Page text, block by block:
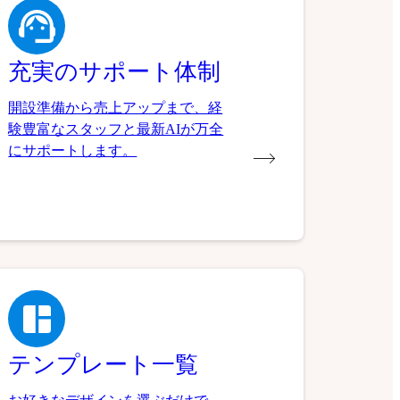
充実のサポート体制
開設準備から売上アップまで、経
験豊富なスタッフと最新AIが万全
にサポートします。
テンプレート一覧